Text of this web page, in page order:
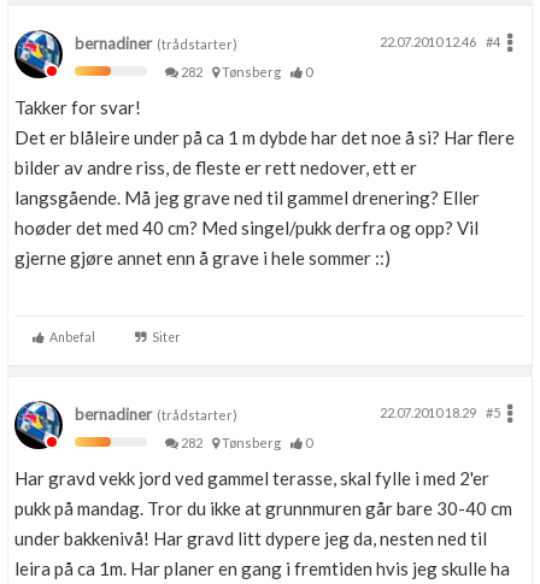
bernadiner(trådstarter) 22.07.2010 12.46
#4
282
Tønsberg 0
Takker for svar!
Det er blåleire under på ca 1 m dybde har det noe å si? Har flere
bilder av andre riss, de fleste er rett nedover, ett er
langsgående. Må jeg grave ned til gammel drenering? Eller
hoøder det med 40 cm? Med singel/pukk derfra og opp? Vil
gjerne gjøre annet enn å grave i hele sommer ::)
Anbefal Siter
bernadiner(trådstarter) 22.07.2010 18.29
#5
282
Tønsberg 0
Har gravd vekk jord ved gammel terasse, skal fylle i med 2'er
pukk på mandag. Tror du ikke at grunnmuren går bare 30-40 cm
under bakkenivå! Har gravd litt dypere jeg da, nesten ned til
leira på ca 1m. Har planer en gang i fremtiden hvis jeg skulle ha